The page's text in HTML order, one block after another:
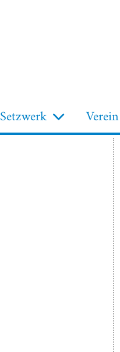
Setzwerk Verein